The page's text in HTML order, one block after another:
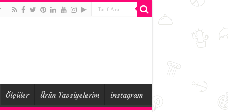
Ölçüler Ürün Tavsiyelerim instagram